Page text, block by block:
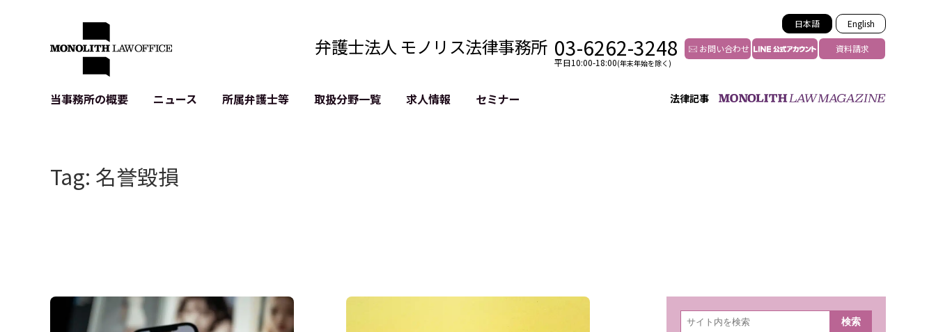
日本語 English
弁護士法人 モノリス法律事務所 03-6262-3248
平日10:00-18:00(年末年始を除く)
お問い合わせ 資料請求
法律記事
当事務所の概要
クライアントの声
出版書籍等
ニュース 所属弁護士等 取扱分野一覧
個人情報保護法関連
株式・M&A関連法務
求人情報 セミナー
Tag: 名誉毀損
検
索 検索